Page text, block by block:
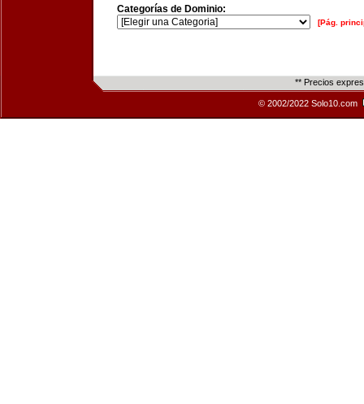
Categorías de Dominio:
[Pág.
** Precios
© 2002/2022 Solo10.com